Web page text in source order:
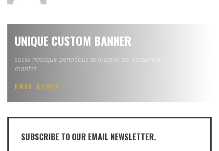
UNIQUE CUSTOM BANNER
sociis natoque penatibus et magnis dis parturient
montes
FREE STUFF
SUBSCRIBE TO OUR EMAIL NEWSLETTER.